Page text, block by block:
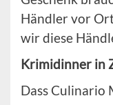
Händler vor
wir diese
Krimidinner in
Dass Culinario